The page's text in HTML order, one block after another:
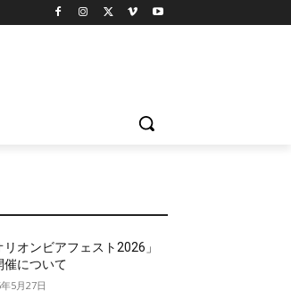
リオンビアフェスト2026」
催について
5月27日